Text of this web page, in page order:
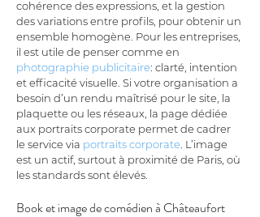
cohérence des expressions, et la gestion
des variations entre profils, pour obtenir un
ensemble homogène. Pour les entreprises,
il est utile de penser comme en
photographie publicitaire: clarté, intention
et efficacité visuelle. Si votre organisation a
besoin d’un rendu maîtrisé pour le site, la
plaquette ou les réseaux, la page dédiée
aux portraits corporate permet de cadrer
le service via portraits corporate . L’image
est un actif, surtout à proximité de Paris, où
les standards sont élevés.
Book et image de comédien à Châteaufort